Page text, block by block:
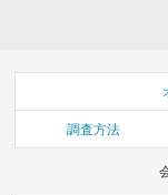
調査方法